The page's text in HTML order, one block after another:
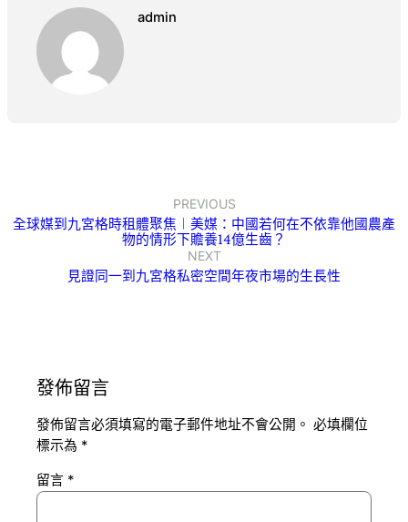
admin
PREVIOUS
全球媒到九宮格時租體聚焦︱美媒：中國若何在不依靠他國農產
物的情形下贍養14億生齒？
NEXT
見證同一到九宮格私密空間年夜市場的生長性
發佈留言
發佈留言必須填寫的電子郵件地址不會公開。 必填欄位
標示為 *
留言 *